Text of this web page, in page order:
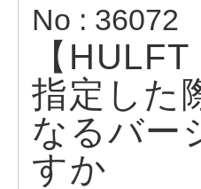
No : 36072
【
指定した
なるバー
すか